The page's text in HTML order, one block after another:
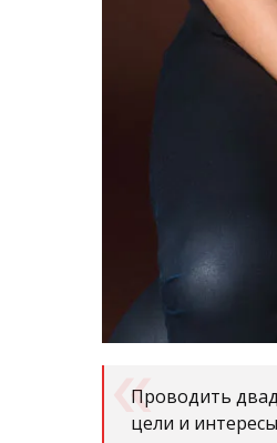
Проводить
цели и
Но мы – молодая
линию: до восьми
Майкл:Мы считаем